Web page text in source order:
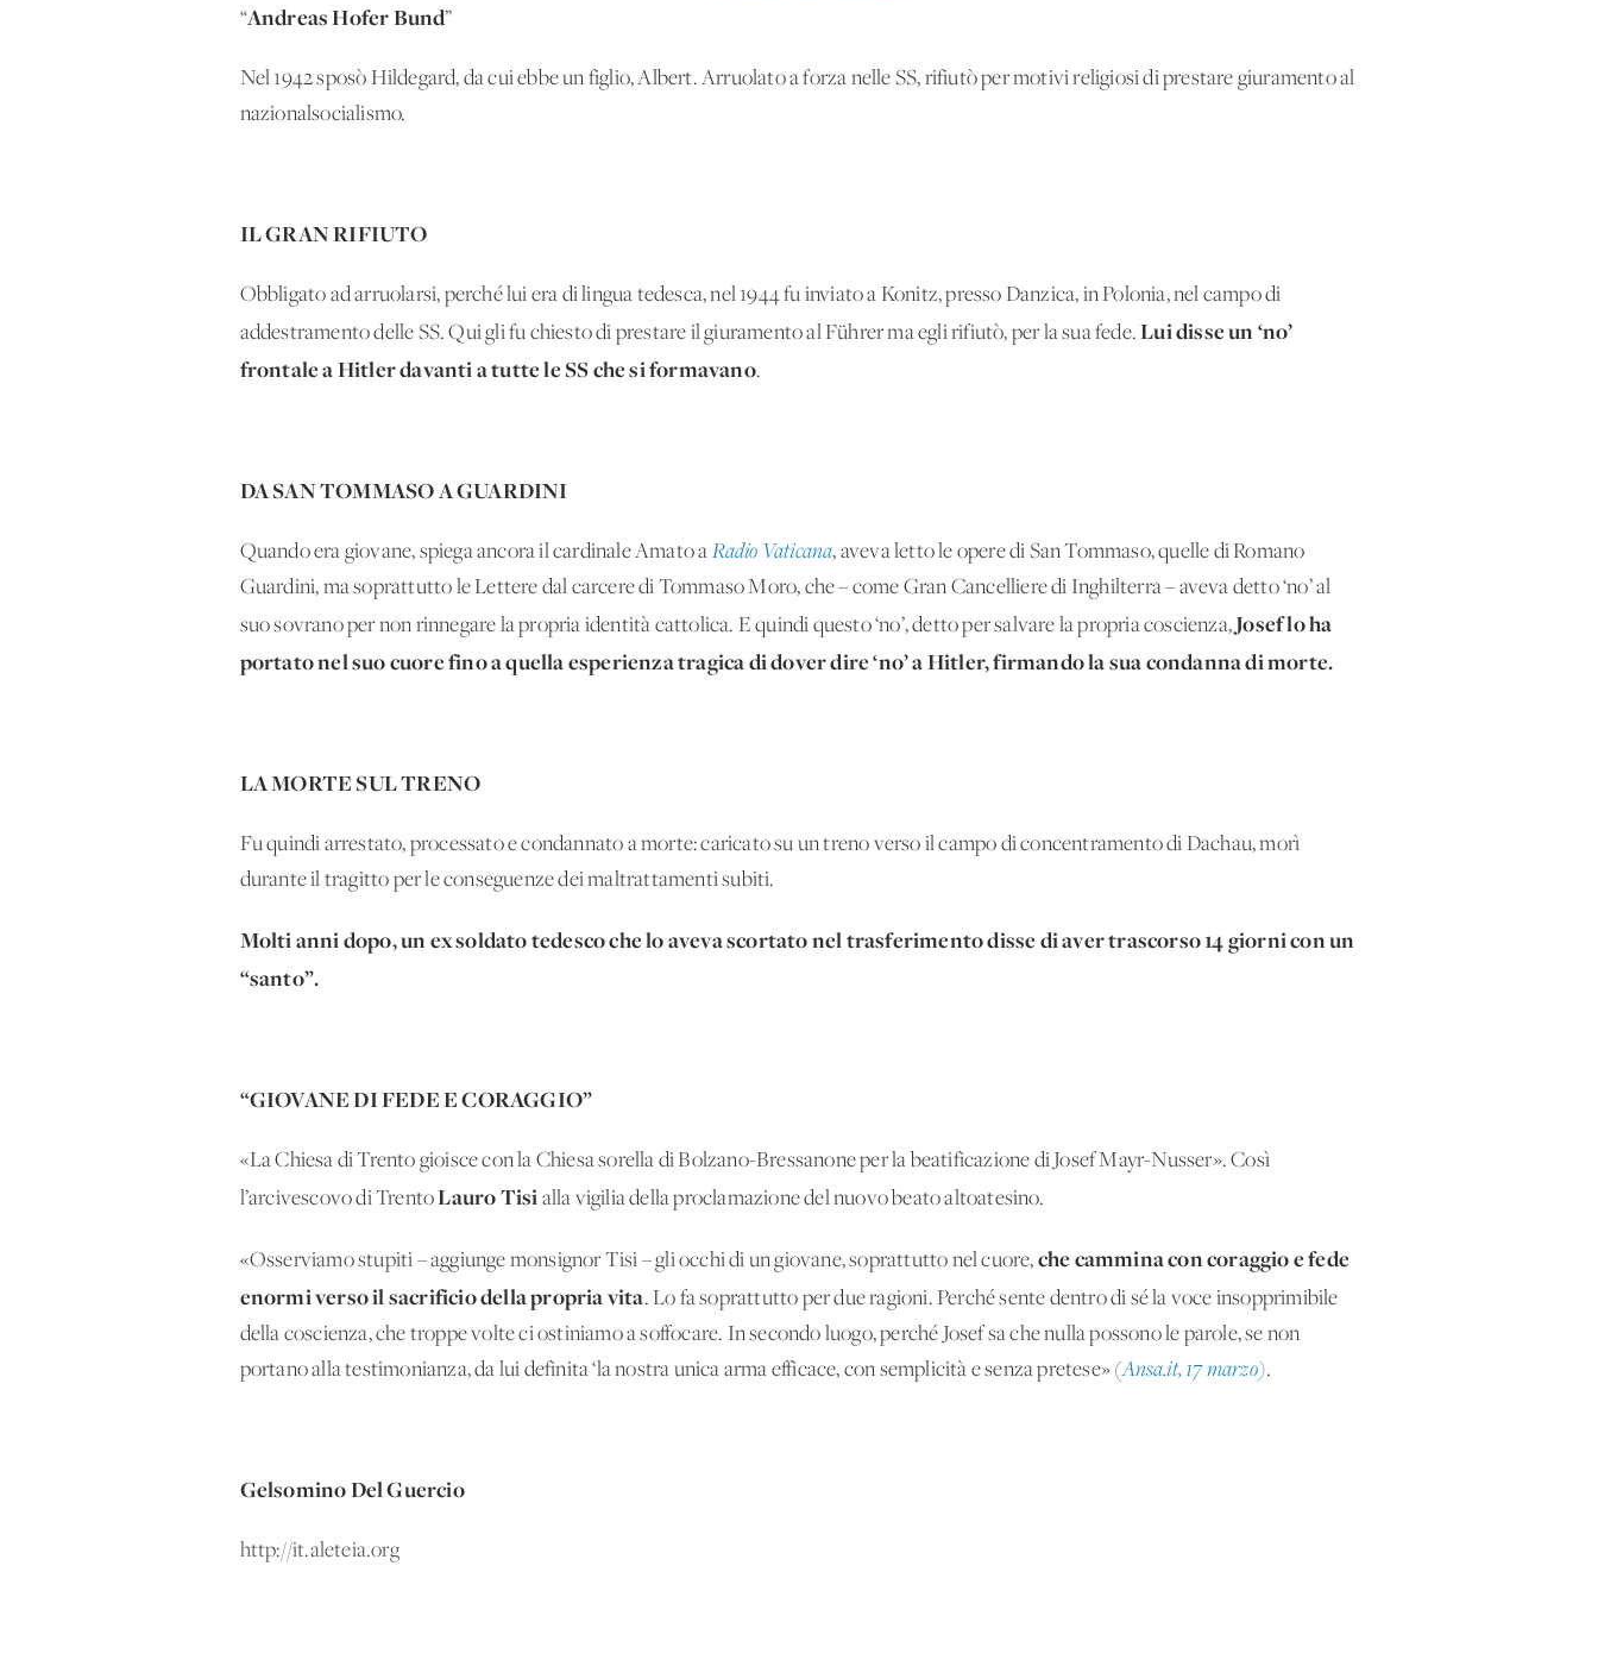
“Andreas Hofer Bund”
Nel 1942 sposò Hildegard, da cui ebbe un figlio, Albert. Arruolato a forza nelle SS, rifiutò per motivi religiosi di prestare giuramento al
nazionalsocialismo.
IL GRAN RIFIUTO
Obbligato ad arruolarsi, perché lui era di lingua tedesca, nel 1944 fu inviato a Konitz, presso Danzica, in Polonia, nel campo di
addestramento delle SS. Qui gli fu chiesto di prestare il giuramento al Führer ma egli rifiutò, per la sua fede.Lui disse un ‘no’
frontale a Hitler davanti a tutte le SS che si formavano.
DA SAN TOMMASO A GUARDINI
Quando era giovane, spiega ancora il cardinale Amato a Radio Vaticana, aveva letto le opere di San Tommaso, quelle di Romano
Guardini, ma soprattutto le Lettere dal carcere di Tommaso Moro, che – come Gran Cancelliere di Inghilterra – aveva detto ‘no’ al
suo sovrano per non rinnegare la propria identità cattolica. E quindi questo ‘no’, detto per salvare la propria coscienza,Josef lo ha
portato nel suo cuore fino a quella esperienza tragica di dover dire ‘no’ a Hitler, firmando la sua condanna di morte.
LA MORTE SUL TRENO
Fu quindi arrestato, processato e condannato a morte: caricato su un treno verso il campo di concentramento di Dachau, morì
durante il tragitto per le conseguenze dei maltrattamenti subiti.
Molti anni dopo, un ex soldato tedesco che lo aveva scortato nel trasferimento disse di aver trascorso 14 giorni con un
“santo”.
“GIOVANE DI FEDE E CORAGGIO”
«La Chiesa di Trento gioisce con la Chiesa sorella di Bolzano-Bressanone per la beatificazione di Josef Mayr-Nusser». Così
l’arcivescovo di TrentoLauro Tisi alla vigilia della proclamazione del nuovo beato altoatesino.
«Osserviamo stupiti – aggiunge monsignor Tisi – gli occhi di un giovane, soprattutto nel cuore, che cammina con coraggio e fede
enormi verso il sacrificio della propria vita. Lo fa soprattutto per due ragioni. Perché sente dentro di sé la voce insopprimibile
della coscienza, che troppe volte ci ostiniamo a soffocare. In secondo luogo, perché Josef sa che nulla possono le parole, se non
portano alla testimonianza, da lui definita ‘la nostra unica arma efficace, con semplicità e senza pretese» (Ansa.it, 17 marzo).
Gelsomino Del Guercio
http://it.aleteia.org